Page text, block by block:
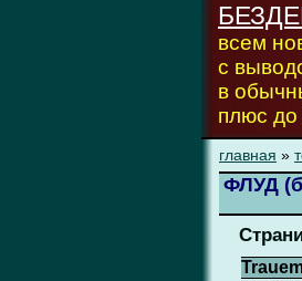
всем
с
в
плюс до
главная »
ФЛУД